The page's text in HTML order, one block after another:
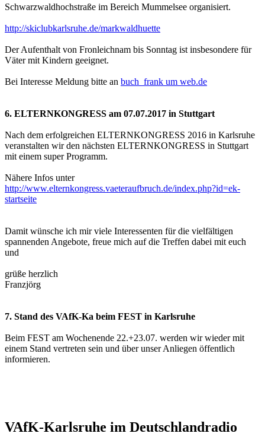
Schwarzwaldhochstraße im Bereich Mummelsee organisiert.
http://skiclubkarlsruhe.de/markwaldhuette
Der Aufenthalt von Fronleichnam bis Sonntag ist insbesondere für
Väter mit Kindern geeignet.
Bei Interesse Meldung bitte an buch_frank um web.de
6. ELTERNKONGRESS am 07.07.2017 in Stuttgart
Nach dem erfolgreichen ELTERNKONGRESS 2016 in Karlsruhe
veranstalten wir den nächsten ELTERNKONGRESS in Stuttgart
mit einem super Programm.
Nähere Infos unter
http://www.elternkongress.vaeteraufbruch.de/index.php?id=ek-
startseite
Damit wünsche ich mir viele Interessenten für die vielfältigen
spannenden Angebote, freue mich auf die Treffen dabei mit euch
und
grüße herzlich
Franzjörg
7. Stand des VAfK-Ka beim FEST in Karlsruhe
Beim FEST am Wochenende 22.+23.07. werden wir wieder mit
einem Stand vertreten sein und über unser Anliegen öffentlich
informieren.
VAfK-Karlsruhe im Deutschlandradio